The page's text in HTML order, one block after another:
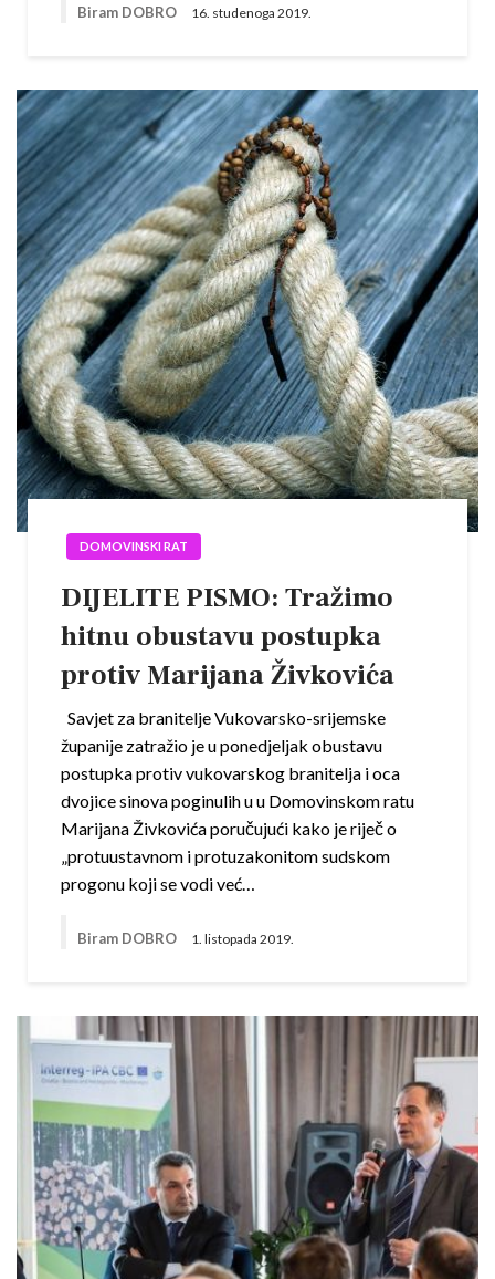
Biram DOBRO 16. studenoga 2019.
DOMOVINSKI RAT
DIJELITE PISMO: Tražimo
hitnu obustavu postupka
protiv Marijana Živkovića
Savjet za branitelje Vukovarsko-srijemske
županije zatražio je u ponedjeljak obustavu
postupka protiv vukovarskog branitelja i oca
dvojice sinova poginulih u u Domovinskom ratu
Marijana Živkovića poručujući kako je riječ o
„protuustavnom i protuzakonitom sudskom
progonu koji se vodi već…
Biram DOBRO 1. listopada 2019.